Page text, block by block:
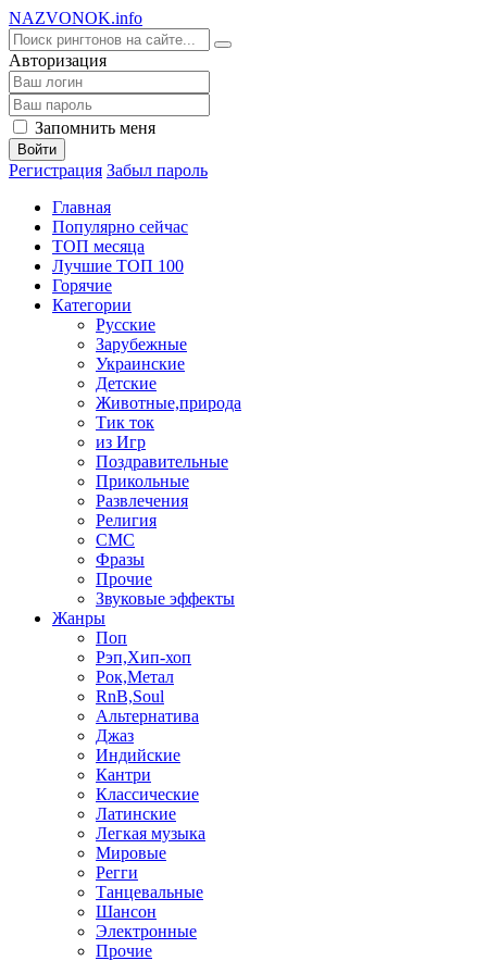
NAZVONOK.info
Авторизация
Запомнить меня
Войти
Регистрация Забыл пароль
Главная
Популярно сейчас
ТОП месяца
Лучшие ТОП 100
Горячие
Категории
Русские
Зарубежные
Украинские
Детские
Животные,природа
Тик ток
из Игр
Поздравительные
Прикольные
Развлечения
Религия
СМС
Фразы
Прочие
Звуковые эффекты
Жанры
Поп
Рэп,Хип-хоп
Рок,Метал
RnB,Soul
Альтернатива
Джаз
Индийские
Кантри
Классические
Латинские
Легкая музыка
Мировые
Регги
Танцевальные
Шансон
Электронные
Прочие